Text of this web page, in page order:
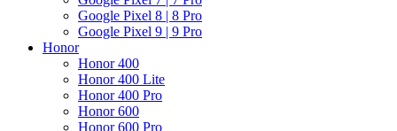
Google Pixel 8 | 8 Pro
Google Pixel 9 | 9 Pro
Honor
Honor 400
Honor 400 Lite
Honor 400 Pro
Honor 600
Honor 600 Pro